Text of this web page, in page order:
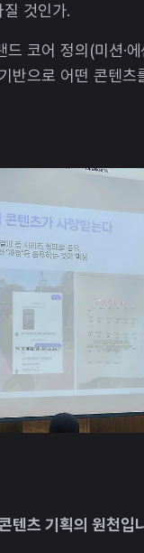
것인가.
드 코어 정의(미션·
반으로 어떤 콘텐츠
텐츠 기획의 원천입